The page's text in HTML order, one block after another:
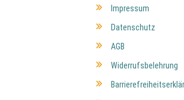
Impressum
Datenschutz
AGB
Widerrufsbelehrung